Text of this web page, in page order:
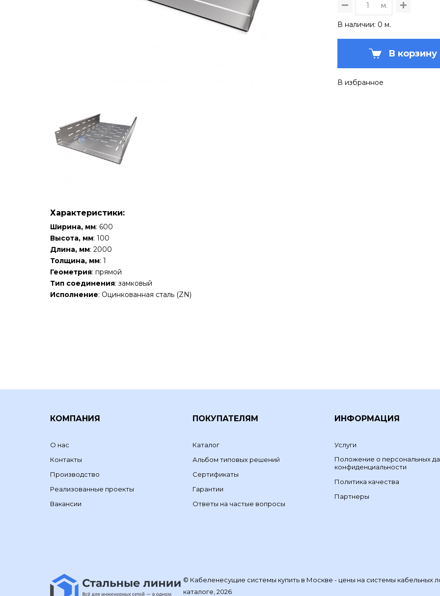
м.
В наличии: 0 м.
В корзину
В избранное
Характеристики:
Ширина, мм: 600
Высота, мм: 100
Длина, мм: 2000
Толщина, мм: 1
Геометрия: прямой
Тип соединения: замковый
Исполнение: Оцинкованная сталь (ZN)
КОМПАНИЯ
О нас
Контакты
Производство
Реализованные проекты
Вакансии
ПОКУПАТЕЛЯМ
Каталог
Альбом типовых решений
Сертификаты
Гарантии
Ответы на частые вопросы
ИНФОРМАЦИЯ
Услуги
Положение о персональных
конфиденциальности
Политика качества
Партнеры
© Кабеленесущие системы купить в Москве - цены на системы кабельных
каталоге, 2026